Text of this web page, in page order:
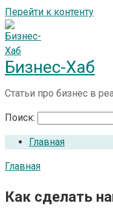
Перейти к контенту
Бизнес-Хаб
Статьи про бизнес в
Поиск:
Главная
Главная
Как сделать